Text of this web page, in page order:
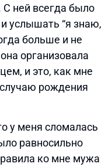
С ней всегда было
услышать “я знаю,
больше и не
организовала
и это, как мне
рождения
у меня сломалась
равносильно
ко мне мужа